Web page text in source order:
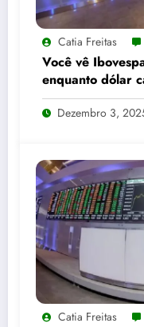
Catia Freitas
Você vê
enquanto dólar
Dezembro 3,
Catia Freitas